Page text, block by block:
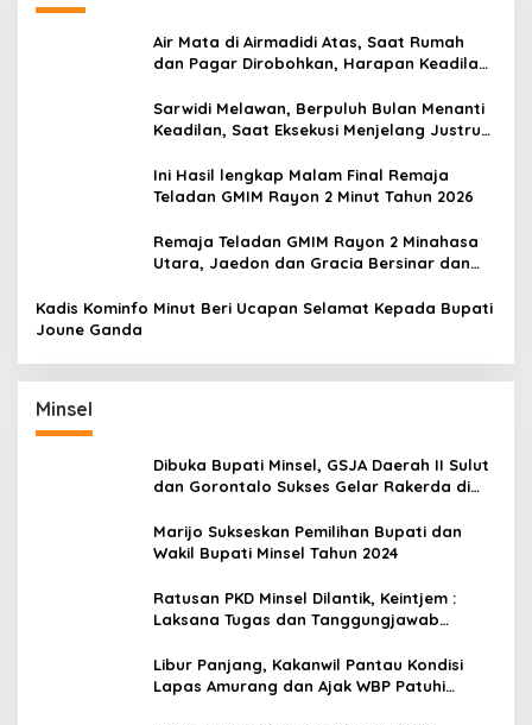
Air Mata di Airmadidi Atas, Saat Rumah
dan Pagar Dirobohkan, Harapan Keadilan
Sarwidi Melawan, Berpuluh Bulan Menanti
Keadilan, Saat Eksekusi Menjelang Justru
Ini Hasil lengkap Malam Final Remaja
Teladan GMIM Rayon 2 Minut Tahun 2026
Remaja Teladan GMIM Rayon 2 Minahasa
Utara, Jaedon dan Gracia Bersinar dan
Kadis Kominfo Minut Beri Ucapan Selamat Kepada Bupati
Joune Ganda
Minsel
Dibuka Bupati Minsel, GSJA Daerah II Sulut
dan Gorontalo Sukses Gelar Rakerda di
Marijo Sukseskan Pemilihan Bupati dan
Wakil Bupati Minsel Tahun 2024
Ratusan PKD Minsel Dilantik, Keintjem :
Laksana Tugas dan Tanggungjawab
Libur Panjang, Kakanwil Pantau Kondisi
Lapas Amurang dan Ajak WBP Patuhi